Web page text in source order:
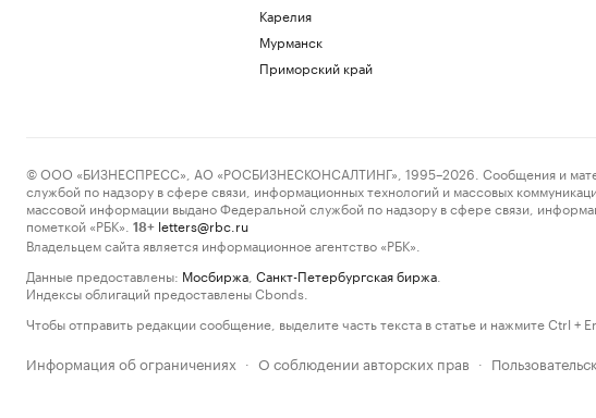
Карелия
Мурманск
Приморский край
© ООО «БИЗНЕСПРЕСС», АО «РОСБИЗНЕСКОНСАЛТИНГ», 1995–2026. Сообщения и
службой по надзору в сфере связи, информационных технологий и массовых
массовой информации выдано Федеральной службой по надзору в сфере связи,
пометкой «РБК».
18+ letters@rbc.ru
Владельцем сайта является информационное агентство «РБК».
Данные предоставлены: Мосбиржа Санкт-Петербургская биржа
Индексы облигаций предоставлены Cbonds.
Чтобы отправить редакции сообщение, выделите часть текста в статье и нажмите Ctrl +
Информация об ограничениях · О соблюдении авторских прав ·